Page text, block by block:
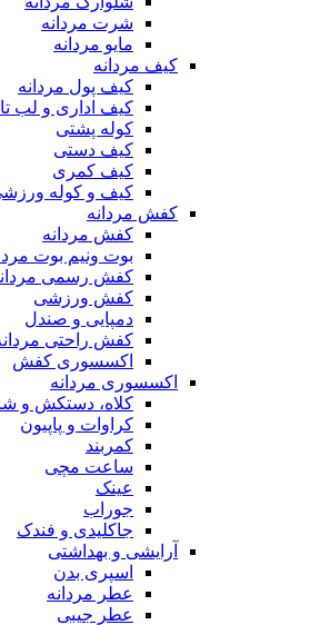
شرت مردانه
مایو مردانه
کیف مردانه
کیف پول مردانه
کیف اداری و لب
کوله پشتی
کیف دستی
کیف کمری
کیف و کوله
کفش مردانه
کفش مردانه
بوت ونیم بوت
کفش رسمی
کفش ورزشی
دمپایی و صندل
کفش راحتی
اکسسوری کفش
اکسسوری مردانه
کلاه، دستکش و
کراوات و پاپیون
کمربند
ساعت مچی
عینک
جوراب
جاکلیدی و فندک
آرایشی و بهداشتی
اسپری بدن
عطر مردانه
عطر جیبی